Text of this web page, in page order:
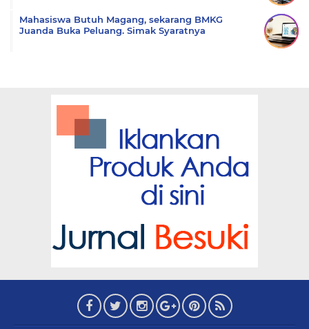
Mahasiswa Butuh Magang, sekarang BMKG
Juanda Buka Peluang. Simak Syaratnya